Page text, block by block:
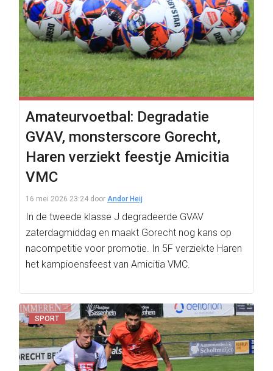
Amateurvoetbal: Degradatie
GVAV, monsterscore Gorecht,
Haren verziekt feestje Amicitia
VMC
16 mei 2026 23:24 door Andor Heij
In de tweede klasse J degradeerde GVAV
zaterdagmiddag en maakt Gorecht nog kans op
nacompetitie voor promotie. In 5F verziekte Haren
het kampioensfeest van Amicitia VMC.
SPORT